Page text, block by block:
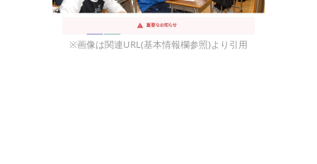
※画像は関連URL(基本情報欄参照)より引用